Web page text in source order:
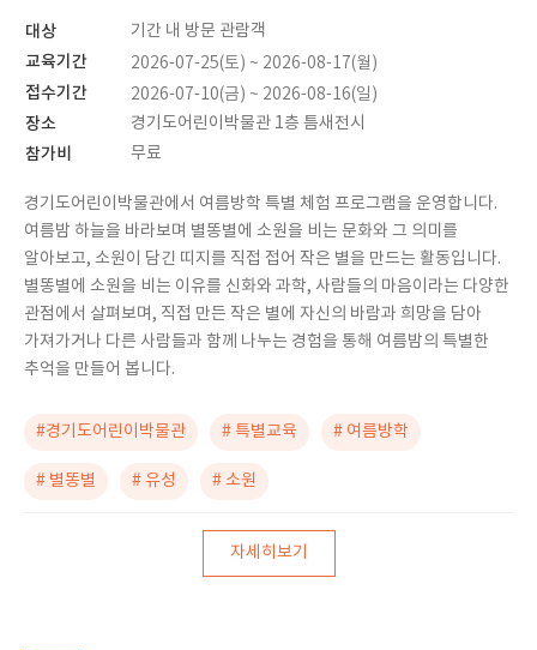
대상 기간 내 방문 관람객
교육기간 2026-07-25(토) ~ 2026-08-17(월)
접수기간 2026-07-10(금) ~ 2026-08-16(일)
장소 경기도어린이박물관 1층 틈새전시
참가비 무료
경기도어린이박물관에서 여름방학 특별 체험 프로그램을 운영합니다.
여름밤 하늘을 바라보며 별똥별에 소원을 비는 문화와 그 의미를
알아보고, 소원이 담긴 띠지를 직접 접어 작은 별을 만드는 활동입니다.
별똥별에 소원을 비는 이유를 신화와 과학, 사람들의 마음이라는 다양한
관점에서 살펴보며, 직접 만든 작은 별에 자신의 바람과 희망을 담아
가져가거나 다른 사람들과 함께 나누는 경험을 통해 여름밤의 특별한
추억을 만들어 봅니다.
#경기도어린이박물관 # 특별교육 # 여름방학
# 별똥별 # 유성 # 소원
자세히보기